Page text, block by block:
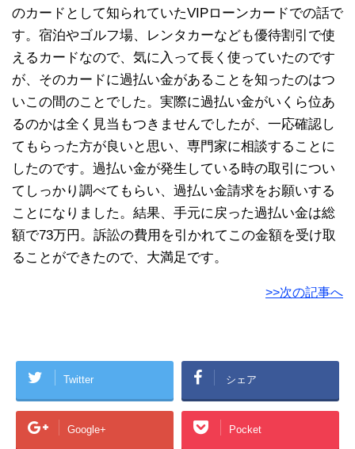
のカードとして知られていたVIPローンカードでの話で
す。宿泊やゴルフ場、レンタカーなども優待割引で使
えるカードなので、気に入って長く使っていたのです
が、そのカードに過払い金があることを知ったのはつ
いこの間のことでした。実際に過払い金がいくら位あ
るのかは全く見当もつきませんでしたが、一応確認し
てもらった方が良いと思い、専門家に相談することに
したのです。過払い金が発生している時の取引につい
てしっかり調べてもらい、過払い金請求をお願いする
ことになりました。結果、手元に戻った過払い金は総
額で73万円。訴訟の費用を引かれてこの金額を受け取
ることができたので、大満足です。
>>次の記事へ
Twitter シェア
Google+ Pocket